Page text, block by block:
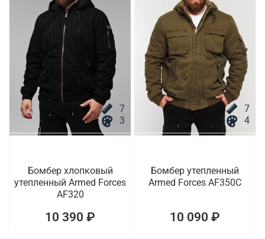
7
3
Бомбер хлопковый
утепленный Armed Forces
AF320
10 390 ₽
7
4
Бомбер утепленный
Armed Forces AF350C
10 090 ₽